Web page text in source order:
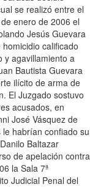
se realizó entre el
enero de 2006 el
Jesús Guevara
calificado
y agavillamiento a
Bautista Guevara
ilícito de arma de
El Juzgado sostuvo
acusados, en
José Vásquez de
habrían confiado su
Baltazar
de apelación contra
la Sala 7ª
Judicial Penal del